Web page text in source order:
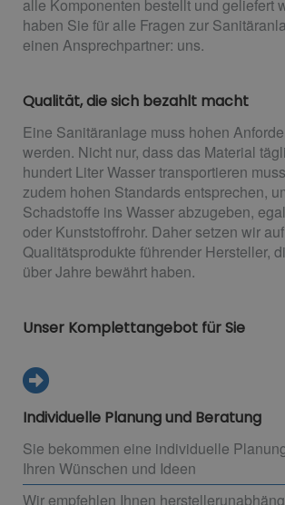
alle Komponenten bestellt und geliefert
haben Sie für alle Fragen zur
einen Ansprechpartner: uns.
Qualität, die sich bezahlt macht
Eine Sanitäranlage muss hohen
werden. Nicht nur, dass das Material
hundert Liter Wasser transportieren
zudem hohen Standards entsprechen,
Schadstoffe ins Wasser abzugeben,
oder Kunststoffrohr. Daher setzen wir auf
Qualitätsprodukte führender Hersteller,
über Jahre bewährt haben.
Unser Komplettangebot für Sie
Individuelle Planung und Beratung
Sie bekommen eine individuelle
Ihren Wünschen und Ideen
Wir empfehlen Ihnen